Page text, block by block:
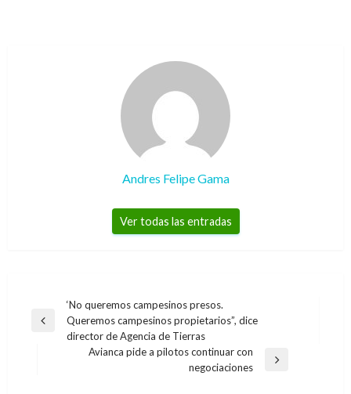
Andres Felipe Gama
Ver todas las entradas
Navegación
de
entradas
Entrada
‘No queremos campesinos presos.
Queremos campesinos propietarios”, dice
director de Agencia de Tierras
Avianca pide a pilotos continuar con
negociaciones